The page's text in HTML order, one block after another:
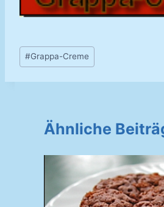
Schlagworte:
#Grappa-Creme
Ähnliche